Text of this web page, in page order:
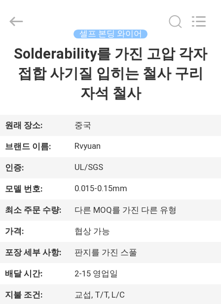
동
영
상
우
리
에
대
하
2026
Material
Co,.Ltd.
Reserved.
셀프 본딩 와이어
Solderability를 가진 고압 각자
접합 사기질 입히는 철사 구리
자석 철사
원래 장소: 중국
브랜드 이름: Rvyuan
인증: UL/SGS
모델 번호: 0.015-0.15mm
최소 주문 수량: 다른 MOQ를 가진 다른 유형
가격: 협상 가능
포장 세부 사항: 판지를 가진 스풀
배달 시간: 2-15 영업일
지불 조건: 교섭, T/T, L/C